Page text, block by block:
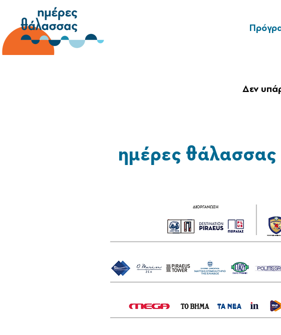
Δεν
ημέρες θάλασσας